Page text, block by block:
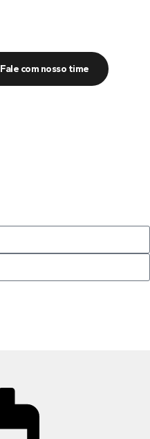
Fale com nosso time